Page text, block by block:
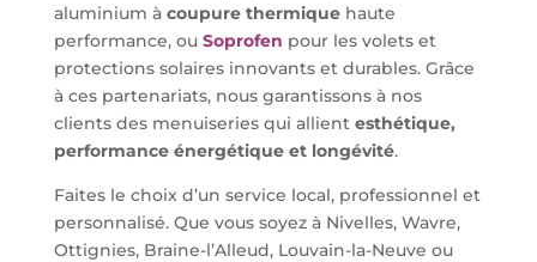
aluminium à coupure thermiquehaute
performance, ou Soprofen pour les volets et
protections solaires innovants et durables. Grâce
à ces partenariats, nous garantissons à nos
clients des menuiseries qui allient esthétique,
performance énergétique et longévité.
Faites le choix d’un service local, professionnel et
personnalisé. Que vous soyez à Nivelles, Wavre,
Ottignies, Braine-l’Alleud, Louvain-la-Neuve ou